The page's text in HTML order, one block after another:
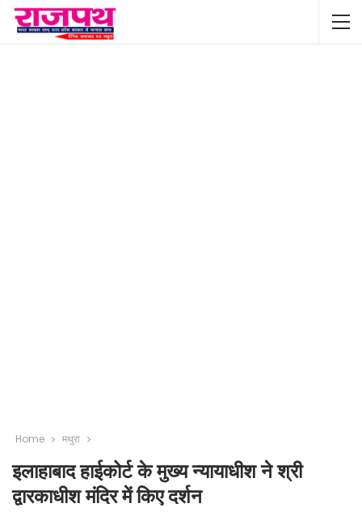
Home मथुरा
इलाहाबाद हाईकोर्ट के मुख्य न्यायाधीश ने श्री
द्वारकाधीश मंदिर में किए दर्शन